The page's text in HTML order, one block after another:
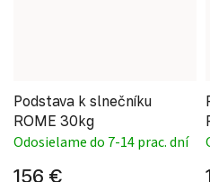
Podstava k slnečníku
ROME 30kg
Odosielame do 7-14 prac. dní
156 €